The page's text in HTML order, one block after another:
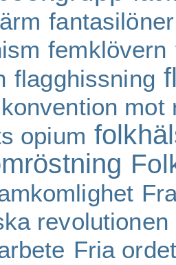
fantasilöner
femklövern
flagghissning
mot
opium
revolutionen
Fria